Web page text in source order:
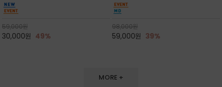
노바 골프공 2피스 3구 증정(소진시 마
감)★
이프가 산뜻한 컬러감을 연출/안정감 있는 라운
드 넥라인과 여유있는 스탠다드 핏으로 여름내내
이쁘게 입으세요 ^^
59,000원
30,000원 49%
볍게 퍼지는 박시한 실루엣과 크롭 기장이 하체
를 길어 보이게 해주며 와이드 팬츠와 셋업
98,000원
59,000원 39%
MORE +